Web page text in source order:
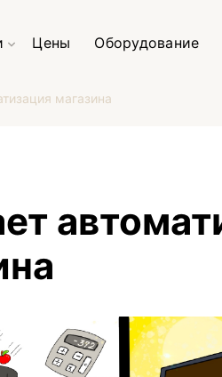
Цены Оборудование
магазина